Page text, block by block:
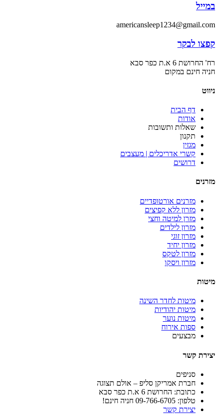
במייל
americansleep1234@gmail.com
קפצו לבקר
רח' החרושת 6 א.ת כפר סבא
חניה חינם במקום
ניווט
דף הבית
אודות
שאלות ותשובות
תקנון
מגזין
קשרי אדריכלים | מעצבים
דרושים
מזרנים
מזרנים אורטופדיים
מזרון ללא קפיצים
מזרן למיטה וחצי
מזרון לילדים
מזרון זוגי
מזרון יחיד
מזרון לטקס
מזרון ויסקו
מיטות
מיטות לחדר השינה
מיטות יהודיות
מיטות נוער
ספות אירוח
מבצעים
יצירת קשר
סניפים
חברת אמריקן סליפ – אולם תצוגה
כתובת: החרושת 6 א.ת כפר סבא
טלפון: 09-766-6705 חניה חינם!
יצירת קשר